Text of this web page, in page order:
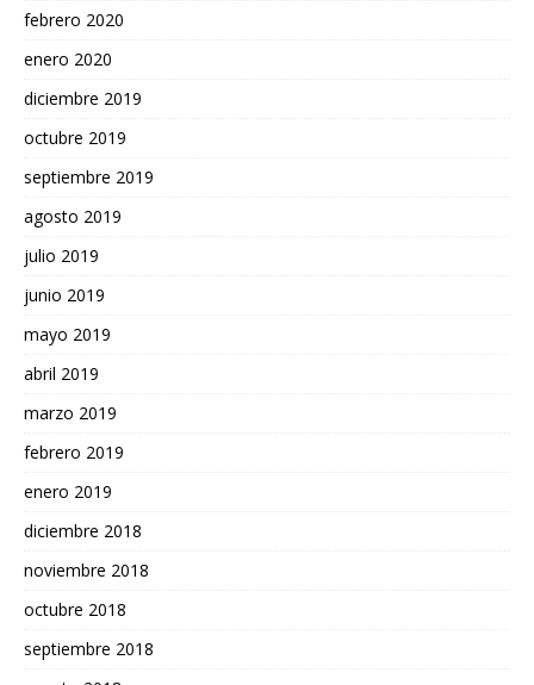
febrero 2020
enero 2020
diciembre 2019
octubre 2019
septiembre 2019
agosto 2019
julio 2019
junio 2019
mayo 2019
abril 2019
marzo 2019
febrero 2019
enero 2019
diciembre 2018
noviembre 2018
octubre 2018
septiembre 2018